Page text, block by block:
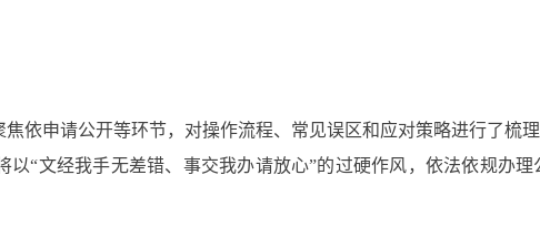
申请公开等环节，对操作流程、常见误区和应对策略进行了梳
“文经我手无差错、事交我办请放心”的过硬作风，依法依规办